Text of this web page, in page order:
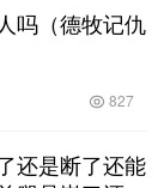
吗（德牧记仇
827
还是断了还能